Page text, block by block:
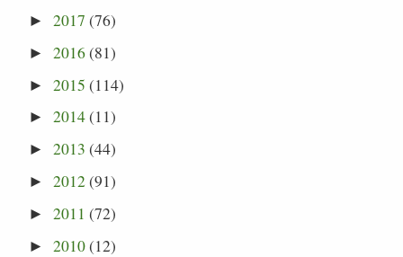
►2017 (76)
►2016(81)
►2015 (114)
►2014(11)
►2013 (44)
►2012(91)
►2011 (72)
►2010(12)